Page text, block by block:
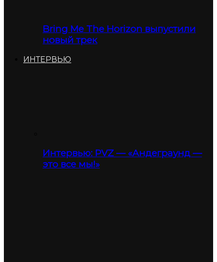
Bring Me The Horizon выпустили
новый трек
ИНТЕРВЬЮ
Интервью: PVZ — «Андеграунд —
это все мы!»